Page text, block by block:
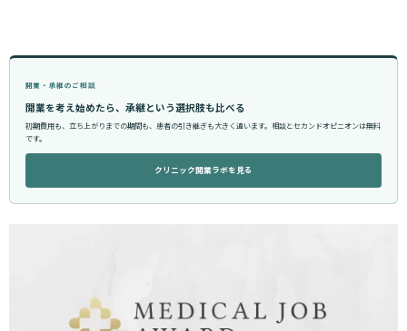
開業・承継のご相談
開業を考え始めたら、承継という選択肢も比べる
初期費用も、立ち上がりまでの期間も、患者の引き継ぎも大きく違います。相談とセカンドオピニオンは無料
です。
クリニック開業ラボを見る